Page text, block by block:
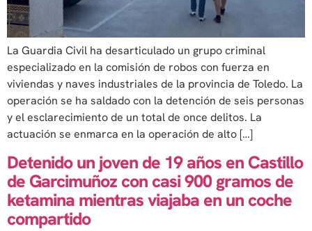
La Guardia Civil ha desarticulado un grupo criminal
especializado en la comisión de robos con fuerza en
viviendas y naves industriales de la provincia de Toledo. La
operación se ha saldado con la detención de seis personas
y el esclarecimiento de un total de once delitos. La
actuación se enmarca en la operación de alto […]
Detenido un joven de 19 años en Castillo
de Garcimuñoz con casi 900 gramos de
ketamina mientras viajaba en un coche
compartido